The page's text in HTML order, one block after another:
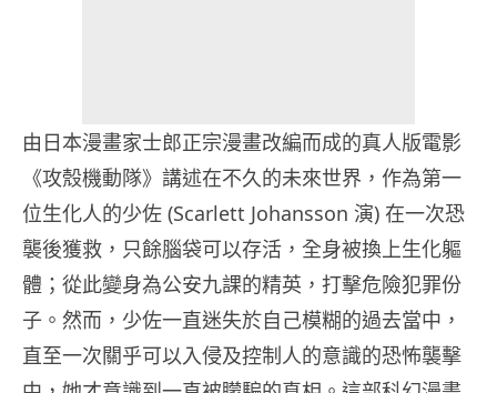
由日本漫畫家士郎正宗漫畫改編而成的真人版電影
《攻殼機動隊》講述在不久的未來世界，作為第一
位生化人的少佐 (Scarlett Johansson 演) 在一次恐
襲後獲救，只餘腦袋可以存活，全身被換上生化軀
體；從此變身為公安九課的精英，打擊危險犯罪份
子。然而，少佐一直迷失於自己模糊的過去當中，
直至一次關乎可以入侵及控制人的意識的恐怖襲擊